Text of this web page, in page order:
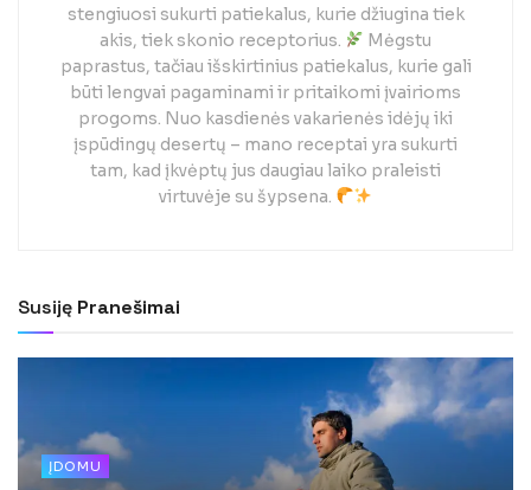
stengiuosi sukurti patiekalus, kurie džiugina tiek
akis, tiek skonio receptorius.
Mėgstu
paprastus, tačiau išskirtinius patiekalus, kurie gali
būti lengvai pagaminami ir pritaikomi įvairioms
progoms. Nuo kasdienės vakarienės idėjų iki
įspūdingų desertų – mano receptai yra sukurti
tam, kad įkvėptų jus daugiau laiko praleisti
virtuvėje su šypsena.
Susiję Pranešimai
ĮDOMU